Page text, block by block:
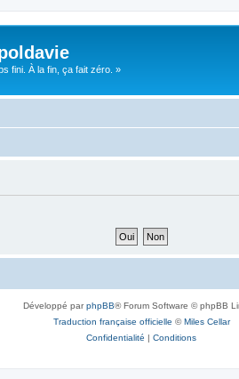
fini. À la fin, ça fait zéro. »
Développé parphpBB® Forum Software © phpBB
Traduction française officielle ©Miles Cellar
Confidentialité | Conditions